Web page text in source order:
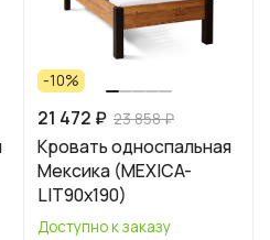
-10%
21 472 ₽ 23 858 ₽
Кровать односпальная
Мексика (MEXICA-
LIT90х190)
Доступно к заказу